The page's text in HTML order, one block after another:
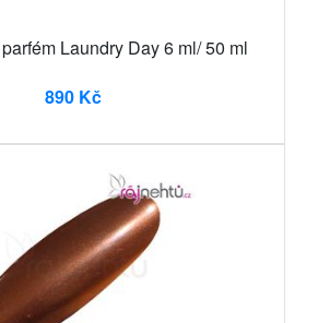
Laundry Day 6 ml/ 50 ml
890 Kč